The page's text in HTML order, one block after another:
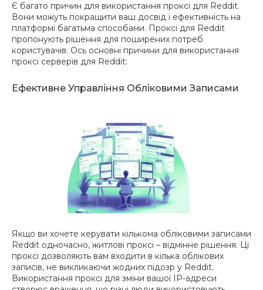
Є багато причин для використання проксі для Reddit.
Вони можуть покращити ваш досвід і ефективність на
платформі багатьма способами. Проксі для Reddit
пропонують рішення для поширених потреб
користувачів. Ось основні причини для використання
проксі серверів для Reddit:
Ефективне Управління Обліковими Записами
Якщо ви хочете керувати кількома обліковими записами
Reddit одночасно, житлові проксі – відмінне рішення. Ці
проксі дозволяють вам входити в кілька облікових
записів, не викликаючи жодних підозр у Reddit.
Використання проксі для зміни вашої IP-адреси